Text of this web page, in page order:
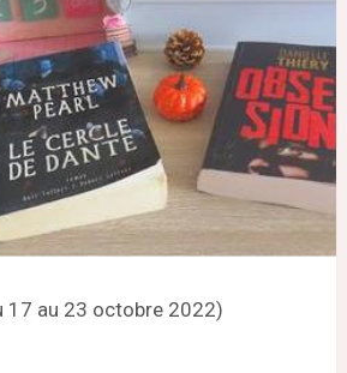
17 au 23 octobre 2022)